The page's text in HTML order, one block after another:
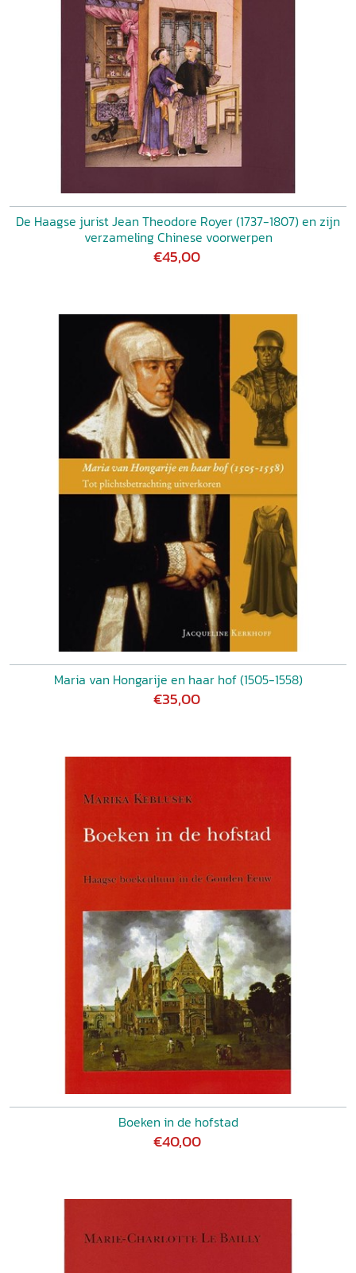
De Haagse jurist Jean Theodore Royer (1737-1807) en zijn
verzameling Chinese voorwerpen
€45,00
Maria van Hongarije en haar hof (1505-1558)
€35,00
Boeken in de hofstad
€40,00